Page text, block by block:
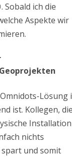
Sobald ich die
Aspekte wir
Lösung
ist. Kollegen,
Installation
nichts
spart und somit